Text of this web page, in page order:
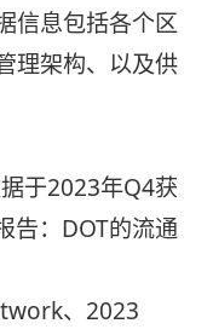
信息包括各个区
理架构、以及供
于2023年Q4获
告：DOT的流通
、2023